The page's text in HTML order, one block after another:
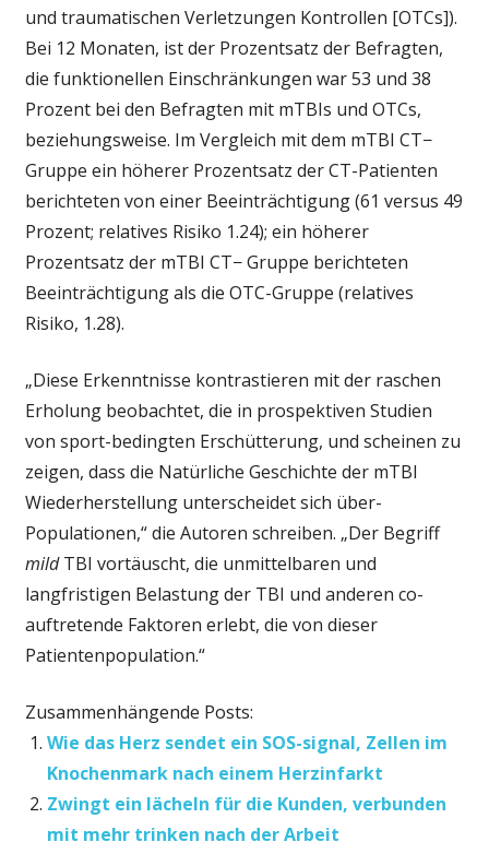
und traumatischen Verletzungen Kontrollen [OTCs]).
Bei 12 Monaten, ist der Prozentsatz der Befragten,
die funktionellen Einschränkungen war 53 und 38
Prozent bei den Befragten mit mTBIs und OTCs,
beziehungsweise. Im Vergleich mit dem mTBI CT−
Gruppe ein höherer Prozentsatz der CT-Patienten
berichteten von einer Beeinträchtigung (61 versus 49
Prozent; relatives Risiko 1.24); ein höherer
Prozentsatz der mTBI CT− Gruppe berichteten
Beeinträchtigung als die OTC-Gruppe (relatives
Risiko, 1.28).
„Diese Erkenntnisse kontrastieren mit der raschen
Erholung beobachtet, die in prospektiven Studien
von sport-bedingten Erschütterung, und scheinen zu
zeigen, dass die Natürliche Geschichte der mTBI
Wiederherstellung unterscheidet sich über-
Populationen,“ die Autoren schreiben. „Der Begriff
mildTBI vortäuscht, die unmittelbaren und
langfristigen Belastung der TBI und anderen co-
auftretende Faktoren erlebt, die von dieser
Patientenpopulation.“
Zusammenhängende Posts:
Wie das Herz sendet ein SOS-signal, Zellen im
Knochenmark nach einem Herzinfarkt
Zwingt ein lächeln für die Kunden, verbunden
mit mehr trinken nach der Arbeit